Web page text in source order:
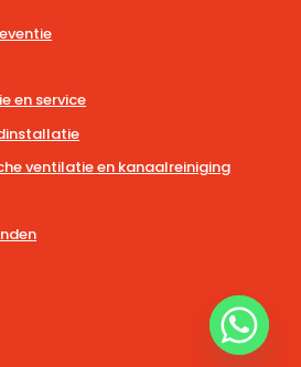
en service
ventilatie en kanaalreiniging